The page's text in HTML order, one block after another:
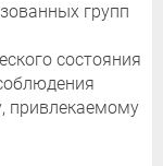
групп
состояния
привлекаемому